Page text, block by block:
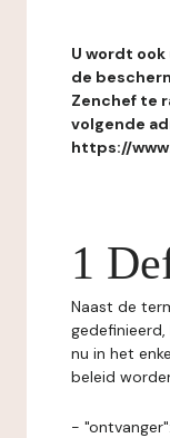
U wordt
de
Zenchef te
volgende
https://
1
Naast de
nu in het
beleid
-